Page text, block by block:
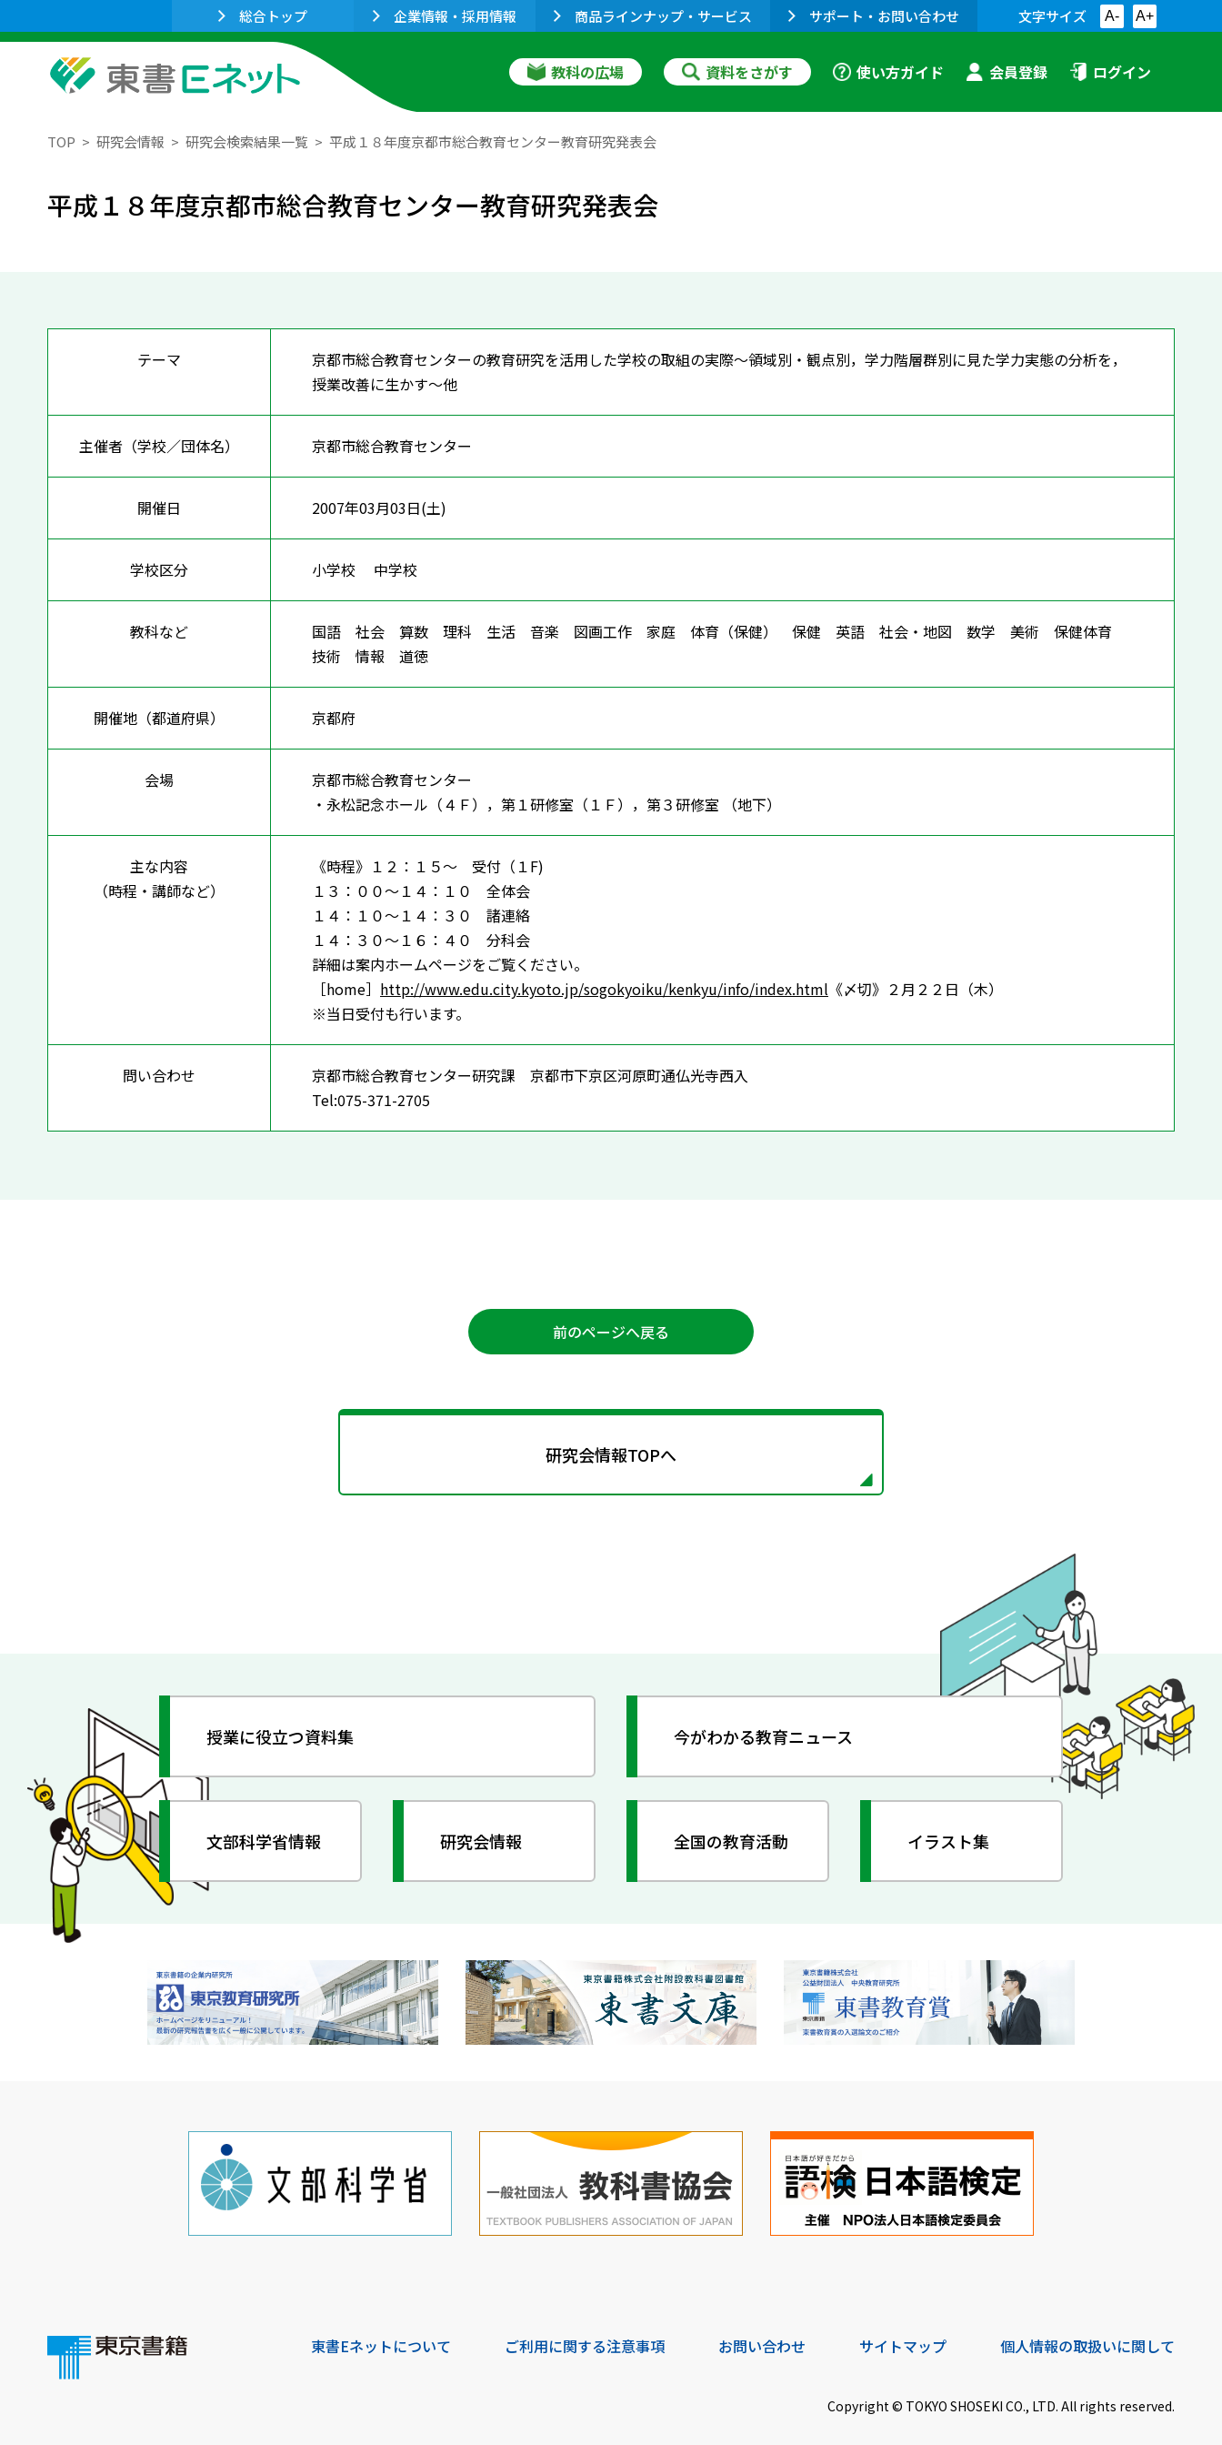
総合トップ 企業情報・採用情報 商品ラインナップ・サービス サポート・お問い合わせ 文字サイズ A- A+
教科の広場 資料をさがす 使い方ガイド 会員登録 ログイン
TOP 研究会情報 研究会検索結果一覧 平成１８年度京都市総合教育センター教育研究発表会
平成１８年度京都市総合教育センター教育研究発表会
テーマ
京都市総合教育センターの教育研究を活用した学校の取組の実際～領域別・観点別，学力階層群別に見た学力実態の分析を，
授業改善に生かす～他
主催者（学校／団体名） 京都市総合教育センター
開催日 2007年03月03日(土)
学校区分 小学校 中学校
教科など
国語 社会 算数 理科 生活 音楽 図画工作 家庭 体育（保健） 保健 英語 社会・地図 数学 美術 保健体育
技術 情報 道徳
開催地（都道府県） 京都府
会場
京都市総合教育センター
・永松記念ホール（４Ｆ），第１研修室（１Ｆ），第３研修室 （地下）
主な内容
（時程・講師など）
《時程》１２：１５～ 受付（１F)
１３：００～１４：１０ 全体会
１４：１０～１４：３０ 諸連絡
１４：３０～１６：４０ 分科会
詳細は案内ホームページをご覧ください。
［home］ http://www.edu.city.kyoto.jp/sogokyoiku/kenkyu/info/index.html 《〆切》２月２２日（木）
※当日受付も行います。
問い合わせ
京都市総合教育センター研究課 京都市下京区河原町通仏光寺西入
Tel:075-371-2705
前のページへ戻る
研究会情報TOPへ
授業に役立つ資料集 今がわかる教育ニュース
文部科学省情報 研究会情報 全国の教育活動 イラスト集
東書Eネットについて ご利用に関する注意事項 お問い合わせ サイトマップ 個人情報の取扱いに関して
Copyright © TOKYO SHOSEKI CO., LTD. All rights reserved.